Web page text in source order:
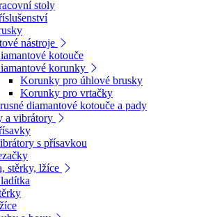
stoly
nástroje
kotouče
korunky
Korunky pro úhlové brusky
Korunky pro vrtačky
diamantové kotouče a pady
a vibrátory
s přísavkou
stěrky, lžíce